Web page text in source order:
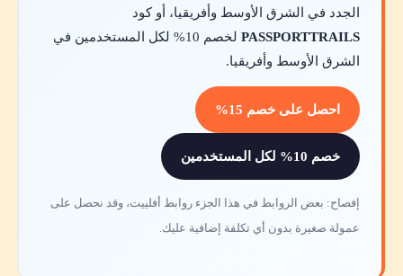
الجدد في الشرق الأوسط وأفريقيا، أو كود
PASSPORTTRAILS
لخصم 10% لكل المستخدمين في
الشرق الأوسط وأفريقيا.
احصل على خصم 15%
خصم 10% لكل المستخدمين
إفصاح: بعض الروابط في هذا الجزء روابط أفلييت، وقد نحصل على
عمولة صغيرة بدون أي تكلفة إضافية عليك.